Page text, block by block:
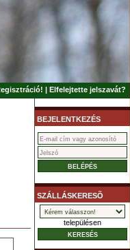
| Elfelejtette jelszavát?
BEJELENTKEZÉS
SZÁLLÁSKERESÕ
településen